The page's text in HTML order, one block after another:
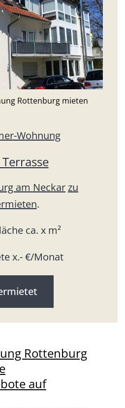
Rottenburg mieten
Wohnung
am Neckarzu
.
ca. x m²
x.- €/Monat
Rottenburg
auf